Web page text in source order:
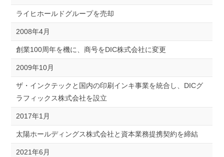
ライヒホールドグループを売却
2008年4月
創業100周年を機に、商号をDIC株式会社に変更
2009年10月
ザ・インクテックと国内の印刷インキ事業を統合し、DICグ
ラフィックス株式会社を設立
2017年1月
太陽ホールディングス株式会社と資本業務提携契約を締結
2021年6月